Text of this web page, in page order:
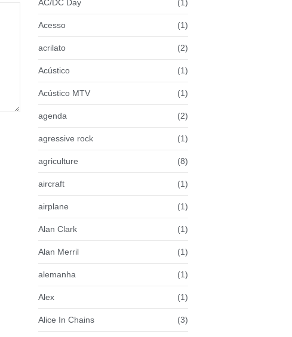
AC/DC Day (1)
Acesso (1)
acrilato (2)
Acústico (1)
Acústico MTV (1)
agenda (2)
agressive rock (1)
agriculture (8)
aircraft (1)
airplane (1)
Alan Clark (1)
Alan Merril (1)
alemanha (1)
Alex (1)
Alice In Chains (3)